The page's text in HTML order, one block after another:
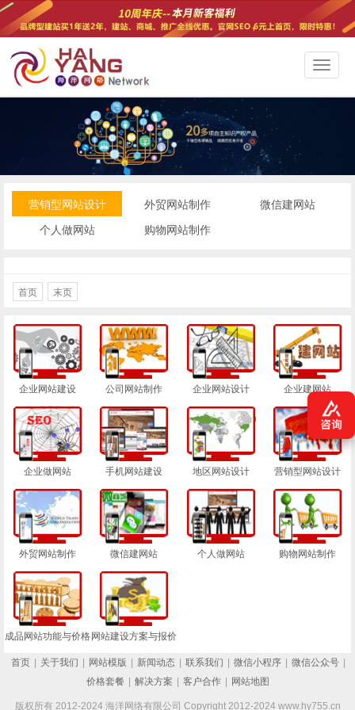
切
换
导
营销型网站设计 外贸网站制作
微信建网站
个人做网站
购物网站制作
首页 末页
企业网站建设 公司网站制作 企业网站设计 企业建网站
企业做网站 手机网站建设 地区网站设计 营销型网站设计
外贸网站制作 微信建网站 个人做网站 购物网站制作
成品网站功能与价格网站建设方案与报价
首页 关于我们 网站模版 新闻动态 联系我们 微信小程序 微信公众号
价格套餐
解决方案 客户合作 网站地图
版权所有 2012-2024 海洋网络有限公司 Copyright 2012-2024 www.hy755.cn